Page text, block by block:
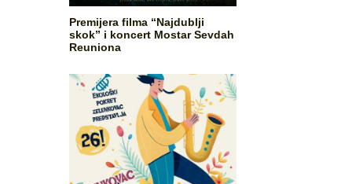
Premijera filma “Najdublji
skok” i koncert Mostar Sevdah
Reuniona